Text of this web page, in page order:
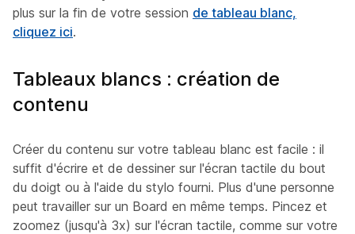
plus sur la fin de votre session de tableau blanc,
cliquez ici.
Tableaux blancs : création de
contenu
Créer du contenu sur votre tableau blanc est facile : il
suffit d'écrire et de dessiner sur l'écran tactile du bout
du doigt ou à l'aide du stylo fourni. Plus d'une personne
peut travailler sur un Board en même temps. Pincez et
zoomez (jusqu'à 3x) sur l'écran tactile, comme sur votre